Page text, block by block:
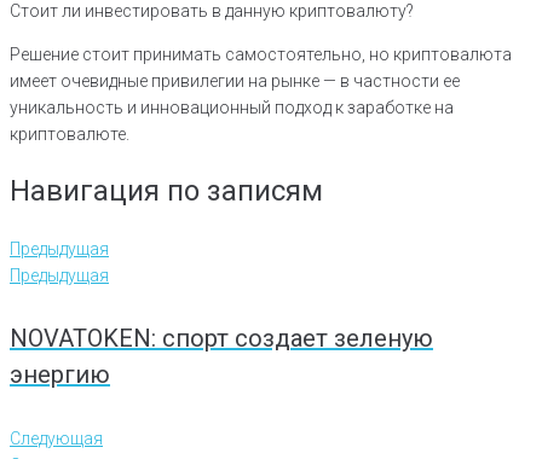
Стоит ли инвестировать в данную криптовалюту?
Решение стоит принимать самостоятельно, но криптовалюта
имеет очевидные привилегии на рынке — в частности ее
уникальность и инновационный подход к заработке на
криптовалюте.
Навигация по записям
Предыдущая
Предыдущая
NOVATOKEN: спорт создает зеленую
энергию
Следующая